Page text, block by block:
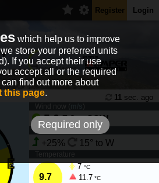
Register Login
11 sec. ago
Wind now ( )
5.6 7.8 m/s SSW
Wind tendency
+25% 15° to W
Temperature
9.7
7 °C
11.7 °C
which help us to improve
store your preferred units
If you accept their use
accept all or the required
find out more about
this page.
Required only